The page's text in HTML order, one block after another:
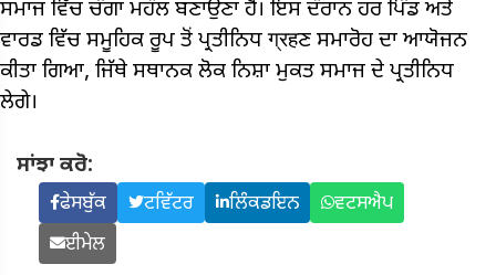
ਸਮਾਜ ਵਿੱਚ ਚੰਗਾ ਮਹੌਲ ਬਣਾਉਣਾ ਹੈ। ਇਸ ਦੌਰਾਨ ਹਰ ਪਿੰਡ ਅਤੇ
ਵਾਰਡ ਵਿੱਚ ਸਮੂਹਿਕ ਰੂਪ ਤੋਂ ਪ੍ਰਤੀਨਿਧ ग्रहਣ ਸਮਾਰੋਹ ਦਾ ਆਯੋਜਨ
ਕੀਤਾ ਗਿਆ, ਜਿੱਥੇ ਸਥਾਨਕ ਲੋਕ ਨਿਸ਼ਾ ਮੁਕਤ ਸਮਾਜ ਦੇ ਪ੍ਰਤੀਨਿਧ
ਲੇਗੇ।
ਸਾਂਝਾ ਕਰੋ:
ਫੇਸਬੁੱਕ ਟਵਿੱਟਰ ਲਿੰਕਡਇਨ
ਵਟਸਐਪ
ਈਮੇਲ